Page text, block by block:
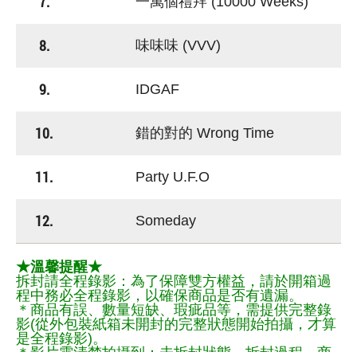
8. 味味味 (VVV)
9. IDGAF
10. 錯的對的 Wrong Time
11. Party U.F.O
12. Someday
★溫馨提醒★
拆封請全程錄影：為了保障雙方權益，請於開箱過
程中務必全程錄影，以確保商品是否有遺漏。
＊商品有誤、數量短缺、瑕疵品等，需提供完整錄
影(從外包裝紙箱未開封的完整狀態開始拍攝，才算
是全程錄影)。